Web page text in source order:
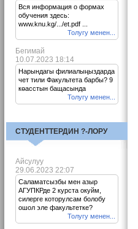
Вся информация о формах
обучения здесь:
www.knu.kg/.../et.pdf ...
Толугу менен...
Бегимай
10.07.2023 18:14
Нарындагы филиалыңыздарда
чет тили Факультета барбы? 9
көасстын бащасында
Толугу менен...
СТУДЕНТТЕРДИН ?-ЛОРУ
Айсулуу
29.06.2023 22:07
Саламатсызбы мен азыр
АГУПКРде 2 курста окуйм,
силерге которулсам болобу
ошол эле факультетке?
Толугу менен...